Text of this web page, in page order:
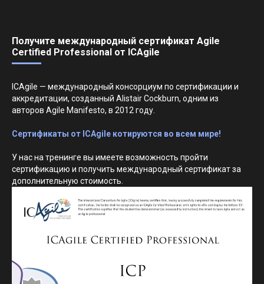
Получите международный сертификат Agile
Certified Professional от ICAgile
ICAgile — международный консорциум по сертификации и
аккредитации, созданный Alistair Cockburn, одним из
авторов Agile Manifesto, в 2012 году.
Сертификаты от ICAgile котируются во всем мире!
У нас на тренинге вы имеете возможность пройти
сертификацию и получить международный сертификат за
дополнительную стоимость.